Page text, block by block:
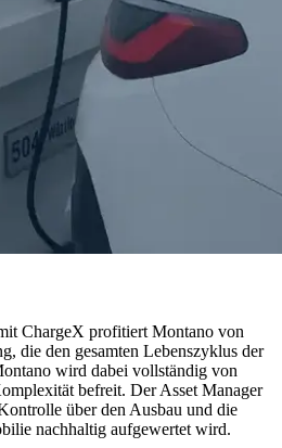
ChargeX profitiert Montano von
die den gesamten Lebenszyklus der
wird dabei vollständig von
befreit. Der Asset Manager
über den Ausbau und die
nachhaltig aufgewertet wird.